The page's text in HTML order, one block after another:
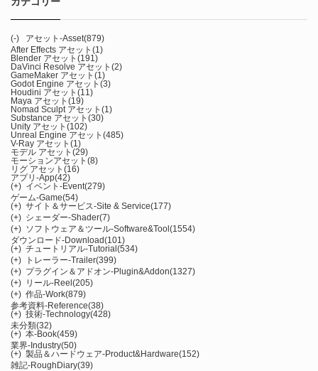
(-) アセット-Asset(879)
After Effects アセット (1)
Blender アセット (191)
DaVinci Resolve アセット (2)
GameMaker アセット (1)
Godot Engine アセット (3)
Houdini アセット (11)
Maya アセット (19)
Nomad Sculpt アセット (1)
Substance アセット (30)
Unity アセット (102)
Unreal Engine アセット (485)
V-Ray アセット (1)
モデル アセット (29)
モーションアセット (8)
リグ アセット (16)
アプリ-App(42)
(+) イベント-Event(279)
ゲーム-Game(54)
(+) サイト＆サービス-Site & Service(177)
(+) シェーダー-Shader(7)
(+) ソフトウェア＆ツール-Software&Tool(1554)
ダウンロード-Download(101)
(+) チュートリアル-Tutorial(534)
(+)
トレーラー-Trailer(399)
(+) プラグイン＆アドオン-Plugin&Addon(1327)
(+) リール-Reel(205)
(+) 作品-Work(879)
参考資料-Reference(38)
(+) 技術-Technology(428)
未分類(32)
(+) 本-Book(459)
業界-Industry(50)
(+) 製品＆ハードウェア-Product&Hardware(152)
雑記-RoughDiary(39)